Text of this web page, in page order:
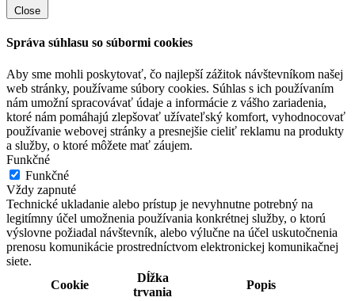
Close
Správa súhlasu so súbormi cookies
Aby sme mohli poskytovať, čo najlepší zážitok návštevníkom našej
web stránky, používame súbory cookies. Súhlas s ich používaním
nám umožní spracovávať údaje a informácie z vášho zariadenia,
ktoré nám pomáhajú zlepšovať užívateľský komfort, vyhodnocovať
používanie webovej stránky a presnejšie cieliť reklamu na produkty
a služby, o ktoré môžete mať záujem.
Funkčné
Funkčné
Vždy zapnuté
Technické ukladanie alebo prístup je nevyhnutne potrebný na
legitímny účel umožnenia používania konkrétnej služby, o ktorú
výslovne požiadal návštevník, alebo výlučne na účel uskutočnenia
prenosu komunikácie prostredníctvom elektronickej komunikačnej
siete.
Cookie
Dĺžka
trvania
Popis